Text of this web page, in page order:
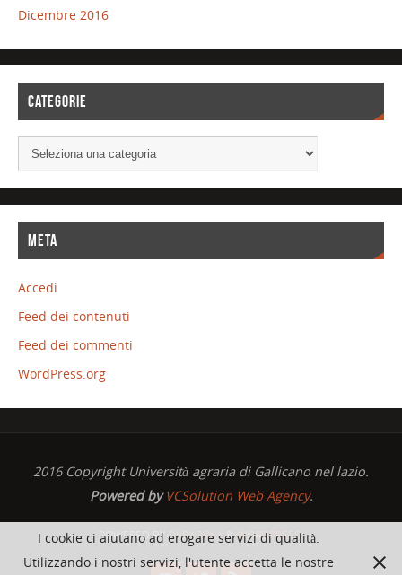
Dicembre 2016
CATEGORIE
META
Accedi
Feed dei contenuti
Feed dei commenti
WordPress.org
2016 Copyright Università agraria di Gallicano nel lazio.
Powered by VCSolution Web Agency.
POWERED BYPARABOLA&WORDPRESS.
I cookie ci aiutano ad erogare servizi di qualità.
Utilizzando i nostri servizi, l'utente accetta le nostre